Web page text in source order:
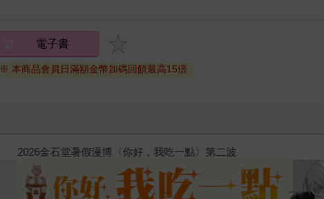
電子書
※ 本商品會員日滿額金幣加碼回饋最高15倍
原本只是跟全校第一美少女商量彼此摯友的戀愛煩惱，不